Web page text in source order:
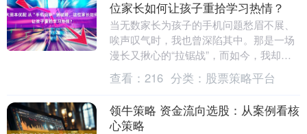
位家长如何让孩子重拾学习热情？
当无数家长为孩子的手机问题愁眉不展、
唉声叹气时，我也曾深陷其中。那是一场
漫长又揪心的“拉锯战”，而如今，我却在
这场看似无解的困局中找到了破局之法，
孩子也成功摆脱....
查看： 216 分类： 股票策略平台
领牛策略 资金流向选股：从案例看核
心策略